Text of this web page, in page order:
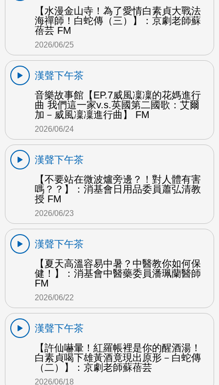
【水漫金山寺！為了愛情白素貞大戰法
海禪師！白蛇傳（三）】：京劇老師蘇
蓓芸 FM
2026/06/25
漢聲下午茶
音樂故事館【EP.7威風凜凜的花媽進行
曲 我們這一家v.s.英國第二國歌：艾爾
加－威風凜凜進行曲】 FM
2026/06/24
漢聲下午茶
【不要站在微波爐旁邊？！對人體有害
嗎？？】：消基會日用品委員蕭弘清教
授 FM
2026/06/23
漢聲下午茶
【夏天高溫容易中暑？中醫教你如何保
健！】：消基會中醫藥委員潘珮蘭醫師
FM
2026/06/22
漢聲下午茶
【許仙嚇暈！紅羅帳裡是你的醒酒湯！
白素貞喝下雄黃酒竟現出原形－白蛇傳
（二）】：京劇老師蘇蓓芸
2026/06/18